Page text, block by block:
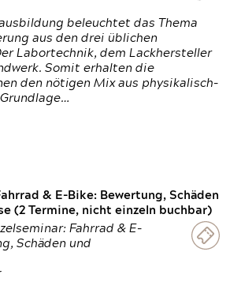
beleuchtet das Thema
aus den drei üblichen
Labortechnik, dem Lackhersteller
Somit erhalten die
den nötigen Mix aus physikalisch-
& E-Bike: Bewertung, Schäden
(2 Termine, nicht einzeln buchbar)
Fahrrad & E-
Schäden und